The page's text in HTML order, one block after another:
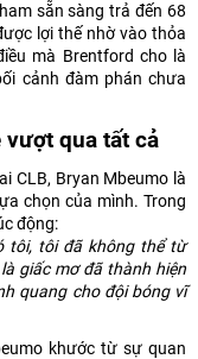
sẵn sàng trả đến 68
lợi thế nhờ vào thỏa
mà Brentford cho là
cảnh đàm phán chưa
vượt qua tất cả
CLB, Bryan Mbeumo là
chọn của mình. Trong
động:
tôi, tôi đã không thể từ
giấc mơ đã thành hiện
quang cho đội bóng vĩ
khước từ sự quan